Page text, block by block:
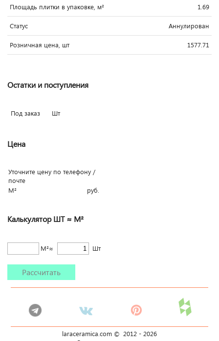
Площадь плитки в упаковке, м² 1.69
Статус Аннулирован
Розничная цена, шт 1577.71
Остатки и поступления
Под заказ Шт
Цена
Уточните цену по телефону /
почте
М²
руб.
Калькулятор ШТ ≈ М²
М²≈ Шт
Рассчитать
laraceramica.com © 2012 - 2026